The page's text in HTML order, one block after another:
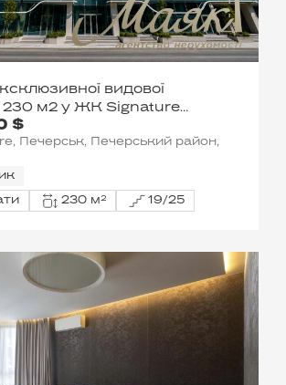
$
видової
230 м2 у ЖК Signature
Мечникова, 11А
Печерськ, Печерський район,
230 м² 19/25